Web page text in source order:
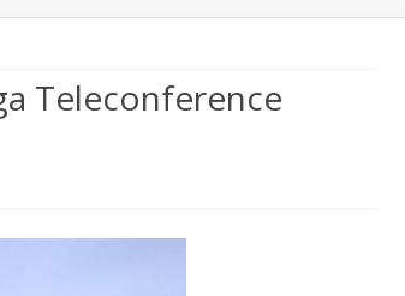
Teleconference